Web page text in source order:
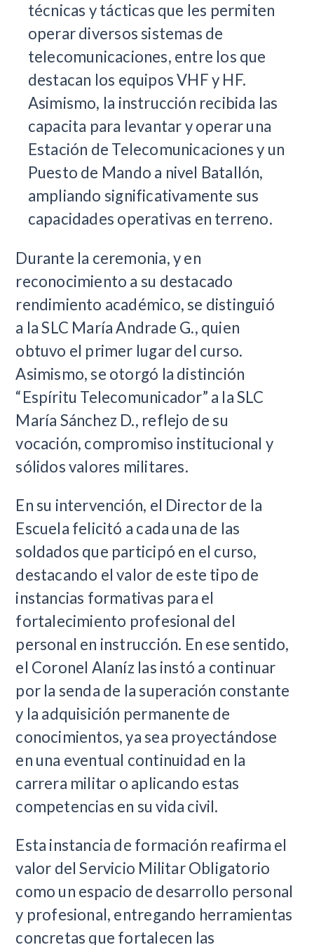
técnicas y tácticas que les permiten
operar diversos sistemas de
telecomunicaciones, entre los que
destacan los equipos VHF y HF.
Asimismo, la instrucción recibida las
capacita para levantar y operar una
Estación de Telecomunicaciones y un
Puesto de Mando a nivel Batallón,
ampliando significativamente sus
capacidades operativas en terreno.
Durante la ceremonia, y en
reconocimiento a su destacado
rendimiento académico, se distinguió
a la SLC María Andrade G., quien
obtuvo el primer lugar del curso.
Asimismo, se otorgó la distinción
“Espíritu Telecomunicador” a la SLC
María Sánchez D., reflejo de su
vocación, compromiso institucional y
sólidos valores militares.
En su intervención, el Director de la
Escuela felicitó a cada una de las
soldados que participó en el curso,
destacando el valor de este tipo de
instancias formativas para el
fortalecimiento profesional del
personal en instrucción. En ese sentido,
el Coronel Alaníz las instó a continuar
por la senda de la superación constante
y la adquisición permanente de
conocimientos, ya sea proyectándose
en una eventual continuidad en la
carrera militar o aplicando estas
competencias en su vida civil.
Esta instancia de formación reafirma el
valor del Servicio Militar Obligatorio
como un espacio de desarrollo personal
y profesional, entregando herramientas
concretas que fortalecen las